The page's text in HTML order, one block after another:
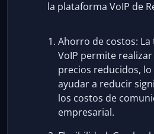
la plataforma VoIP de
Ahorro de costos:
VoIP permite
precios reducidos,
ayudar a reducir
los costos de
empresarial.